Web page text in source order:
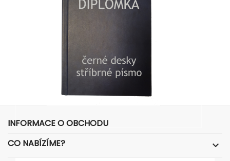
INFORMACE O OBCHODU
CO NABÍZÍME?
